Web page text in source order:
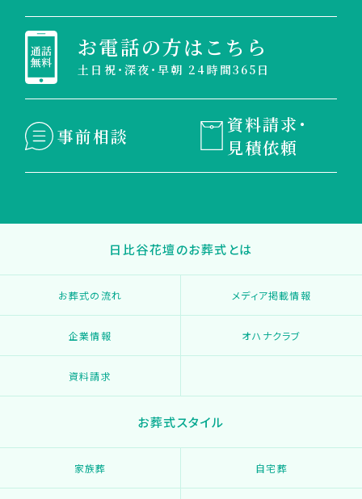
お電話の方はこちら
土日祝・深夜・早朝 24時間365日
事前相談
資料請求・
見積依頼
日比谷花壇のお葬式とは
お葬式の流れ メディア掲載情報
企業情報 オハナクラブ
資料請求
お葬式スタイル
家族葬 自宅葬